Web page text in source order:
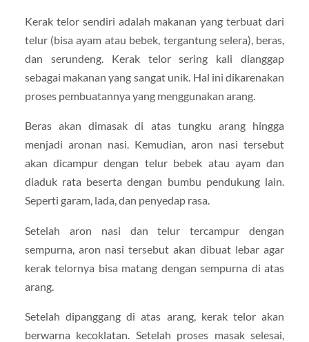
Kerak telor sendiri adalah makanan yang terbuat dari
telur (bisa ayam atau bebek, tergantung selera), beras,
dan serundeng. Kerak telor sering kali dianggap
sebagai makanan yang sangat unik. Hal ini dikarenakan
proses pembuatannya yang menggunakan arang.
Beras akan dimasak di atas tungku arang hingga
menjadi aronan nasi. Kemudian, aron nasi tersebut
akan dicampur dengan telur bebek atau ayam dan
diaduk rata beserta dengan bumbu pendukung lain.
Seperti garam, lada, dan penyedap rasa.
Setelah aron nasi dan telur tercampur dengan
sempurna, aron nasi tersebut akan dibuat lebar agar
kerak telornya bisa matang dengan sempurna di atas
arang.
Setelah dipanggang di atas arang, kerak telor akan
berwarna kecoklatan. Setelah proses masak selesai,